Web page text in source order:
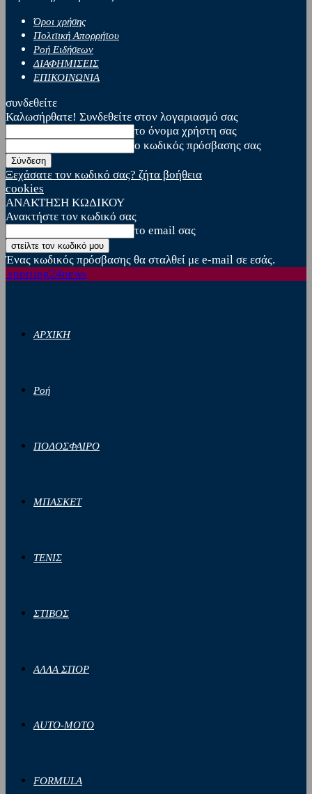
Όροι χρήσης
Πολιτική Απορρήτου
Ροή Ειδήσεων
ΔΙΑΦΗΜΙΣΕΙΣ
ΕΠΙΚΟΙΝΩΝΙΑ
συνδεθείτε
Καλωσήρθατε! Συνδεθείτε στον λογαριασμό σας
το όνομα χρήστη σας
ο κωδικός πρόσβασης σας
Ξεχάσατε τον κωδικό σας? ζήτα βοήθεια
cookies
ΑΝΑΚΤΗΣΗ ΚΩΔΙΚΟΥ
Ανακτήστε τον κωδικό σας
το email σας
Ένας κωδικός πρόσβασης θα σταλθεί με e-mail σε εσάς.
sporting24news
ΑΡΧΙΚΗ
Ροή
ΠΟΔΟΣΦΑΙΡΟ
ΜΠΑΣΚΕΤ
ΤΕΝΙΣ
ΣΤΙΒΟΣ
ΑΛΛΑ ΣΠΟΡ
AUTO-MOTO
FORMULA